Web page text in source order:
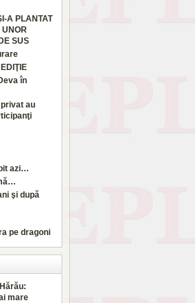
A PLANTAT
UNOR
SUS
în
au
azi…
şi după
pe dragoni
mare